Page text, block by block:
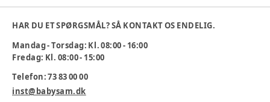
Med udvalget af print til møbler skabes der unikke løsninger,
og giver liv i legerummet. Illustrationerne har en
pædagogisk indgangsvinkel, hvor læring og eksploration er i
højsæde.
Den høje detaljegrad ved illustrationerne, gør det
særheder og kendetegn ved de enkelte motiver.
Det er med til at stimulere deres fantasi til at skabe egne
HAR DU ET SPØRGSMÅL? SÅ KONTAKT OS ENDELIG.
Mandag - Torsdag: Kl. 08:00 - 16:00
Fredag: Kl. 08:00 - 15:00
Telefon: 73 83 00 00
inst@babysam.dk